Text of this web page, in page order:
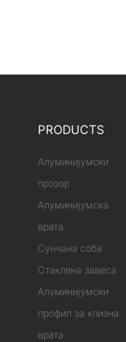
PRODUCTS
Алуминијумски
прозор
Алуминијумска
врата
Сунчана соба
Стаклена завеса
Алуминијумски
профил за клизна
врата